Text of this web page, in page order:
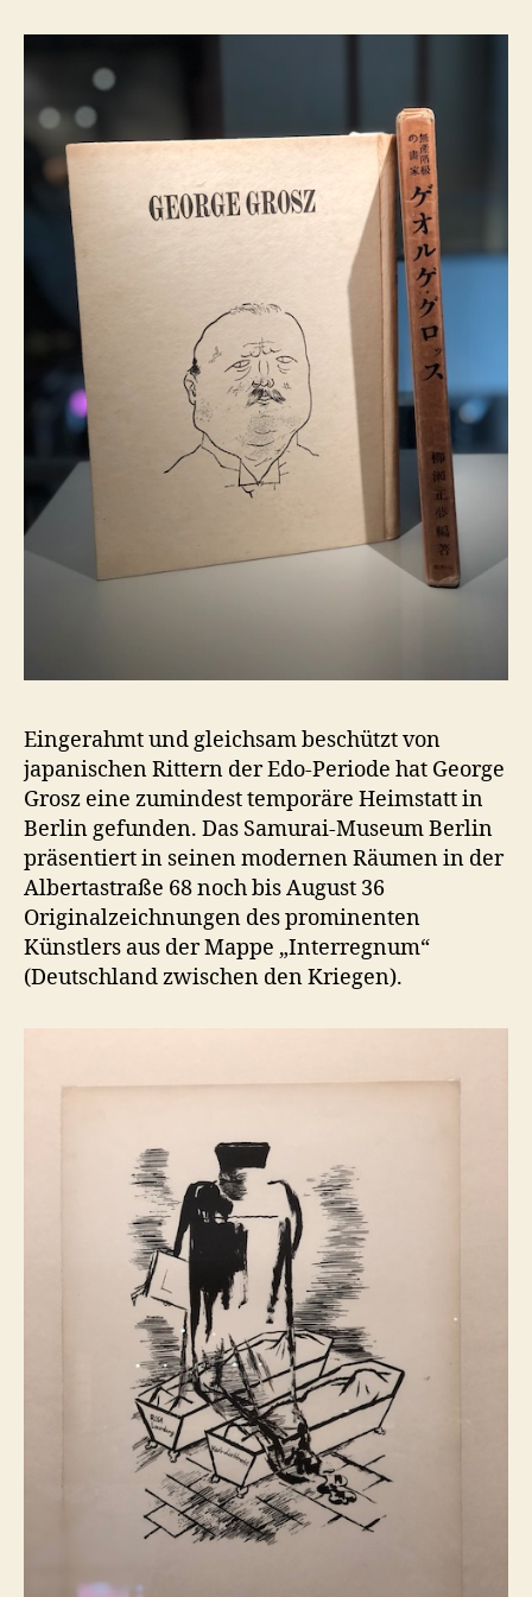
Eingerahmt und gleichsam beschützt von
japanischen Rittern der Edo-Periode hat George
Grosz eine zumindest temporäre Heimstatt in
Berlin gefunden. Das Samurai-Museum Berlin
präsentiert in seinen modernen Räumen in der
Albertastraße 68 noch bis August 36
Originalzeichnungen des prominenten
Künstlers aus der Mappe „Interregnum“
(Deutschland zwischen den Kriegen).